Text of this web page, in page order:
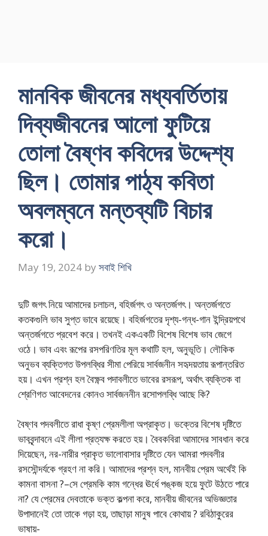
মানবিক জীবনের মধ্যবর্তিতায়
দিব্যজীবনের আলো ফুটিয়ে
তোলা বৈষ্ণব কবিদের উদ্দেশ্য
ছিল। তোমার পাঠ্য কবিতা
অবলম্বনে মন্তব্যটি বিচার
করো।
May 19, 2024 by সবাই শিখি
দুটি জগৎ নিয়ে আমাদের চলাচল, বহির্জগৎ ও অন্তর্জগৎ। অন্তর্জগতে
কতকগুলি ভাব সুপ্ত ভাবে রয়েছে। বহির্জগতের দৃশ্য-গন্ধ-গান ইন্দ্রিয়পথে
অন্তর্জগতে প্রবেশ করে। তখনই একএকটি বিশেষ বিশেষ ভাব জেগে
ওঠে। ভাব এবং রূপের রসপরিণতির মূল কথাটি হল, অনুভূতি। লৌকিক
অনুভব ব্যক্তিগত উপলব্ধির সীমা পেরিয়ে সার্বজনীন সহৃদয়তায় রূপান্তরিত
হয়। এখন প্রশ্ন হল বৈক্ষ্ণব পদাবলীতে ভাবের রসরূপ, অর্থাৎ ব্যক্তিক বা
শ্রেণিগত আবেদনের কোনও সার্বজননীন রসোপলব্ধি আছে কি?
বৈষ্ণব পদবলীতে রাধা কৃষ্ণ প্রেমলীলা অপ্রাকৃত। ভক্তের বিশেষ দৃষ্টিতে
ভাববৃন্দাবনে এই লীলা প্রত্যক্ষ করতে হয়। বৈবকবিরা আমাদের সাবধান করে
দিয়েছেন, নর-নারীর প্রাকৃত ভালোবাসার দৃষ্টিতে যেন আমরা পদবলীর
রসসৌন্দর্যকে গ্রহণ না করি। আমাদের প্রশ্ন হল, মানবীয় প্রেম অর্থেই কি
কামনা বাসনা ?–সে প্রেমকি কাম গন্ধের ঊর্ধে পঙ্কজ হয়ে ফুটে উঠতে পারে
না? যে প্রেমের দেবতাকে ভক্ত কল্পনা করে, মানবীয় জীবনের অভিজ্ঞতার
উপাদানেই তো তাকে গড়া হয়, তাছাড়া মানুষ পাবে কোথায় ? রবিঠাকুরের
ভাষায়-